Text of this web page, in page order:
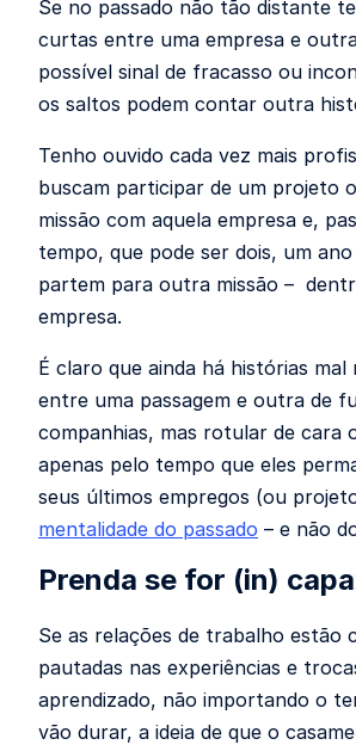
Se no passado não tão distante
curtas entre uma empresa e
possível sinal de fracasso ou
os saltos podem contar outra
Tenho ouvido cada vez mais
buscam participar de um projeto
missão com aquela empresa e,
tempo, que pode ser dois, um
partem para outra missão –
empresa.
É claro que ainda há histórias mal
entre uma passagem e outra de
companhias, mas rotular de cara
apenas pelo tempo que eles
seus últimos empregos (ou
mentalidade do passado – e não
Prenda se for (in)
Se as relações de trabalho estão
pautadas nas experiências e
aprendizado, não importando o
vão durar, a ideia de que o